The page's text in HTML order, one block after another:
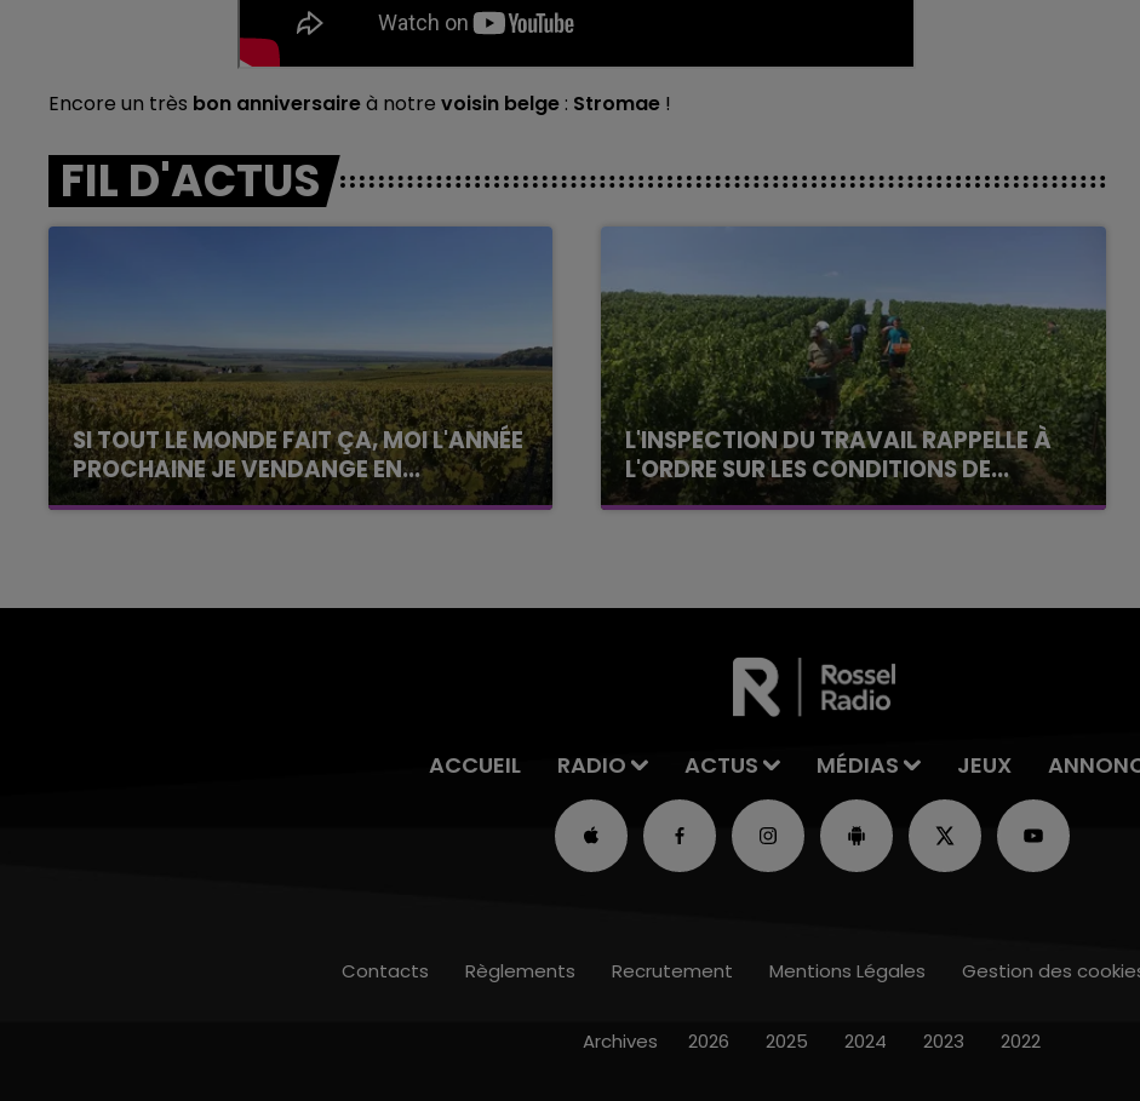
Encore un très bon anniversaireà notre voisin belge : Stromae !
FIL D'ACTUS
SI TOUT LE MONDE FAIT ÇA, MOI L'ANNÉE
PROCHAINE JE VENDANGE EN...
La vendange en Champagne a débuté ce jeudi
L'INSPECTION DU TRAVAIL RAPPELLE À
L'ORDRE SUR LES CONDITIONS DE...
Alors que les dates de début des vendange
ACCUEIL RADIO ACTUS MÉDIAS JEUX
Contacts Règlements Recrutement Mentions Légales Gestion des
Archives 2026 2025 2024 2023 2022